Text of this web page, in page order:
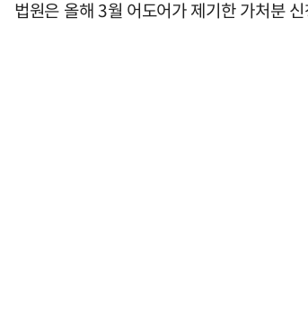
법원은 올해 3월 어도어가 제기한 가처분